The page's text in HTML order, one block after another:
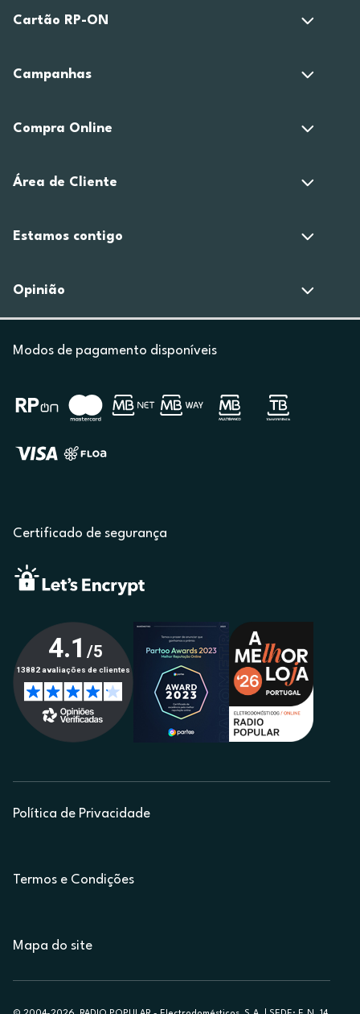
Cartão RP-ON
Campanhas
Compra Online
Área de Cliente
Estamos contigo
Opinião
Modos de pagamento disponíveis
Certificado de segurança
Política de Privacidade
Termos e Condições
Mapa do site